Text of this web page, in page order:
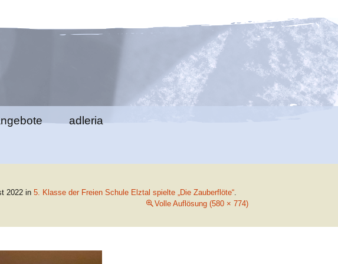
adleria
2022 in 5. Klasse der Freien Schule Elztal spielte „Die Zauberflöte“.
Volle Auflösung (580 × 774)